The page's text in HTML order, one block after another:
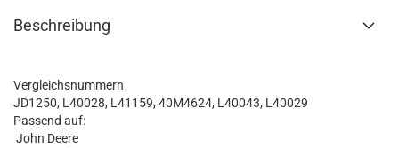
Beschreibung
Vergleichsnummern
JD1250, L40028, L41159, 40M4624, L40043, L40029
Passend auf:
John Deere